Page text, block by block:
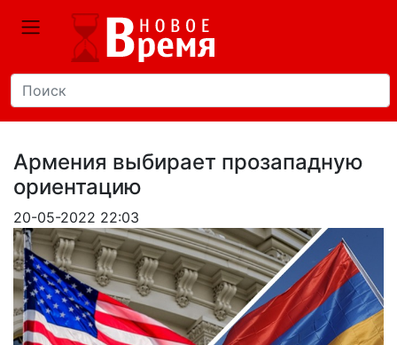
Армения выбирает прозападную
ориентацию
20-05-2022 22:03